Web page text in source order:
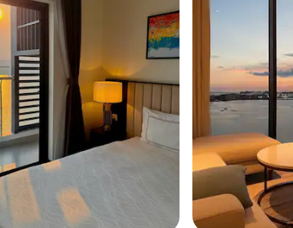
4.87つ星の平均評価